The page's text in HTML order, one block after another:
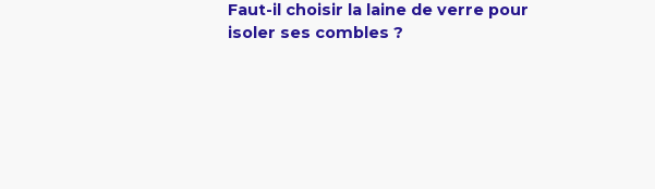
Faut-il choisir la laine de verre pour
isoler ses combles ?